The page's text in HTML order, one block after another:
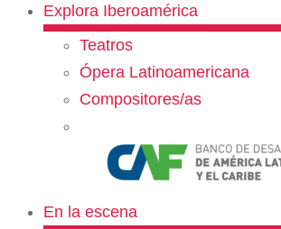
Explora Iberoamérica
Teatros
Ópera Latinoamericana
Compositores/as
En la escena